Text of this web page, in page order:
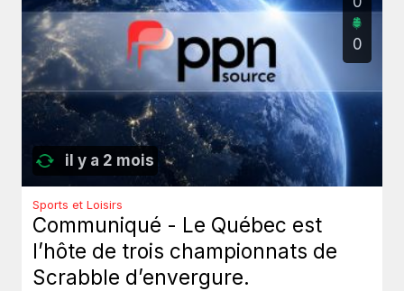
il y a 2 mois
0
Sports et Loisirs
Communiqué - Le Québec est
l’hôte de trois championnats de
Scrabble d’envergure.